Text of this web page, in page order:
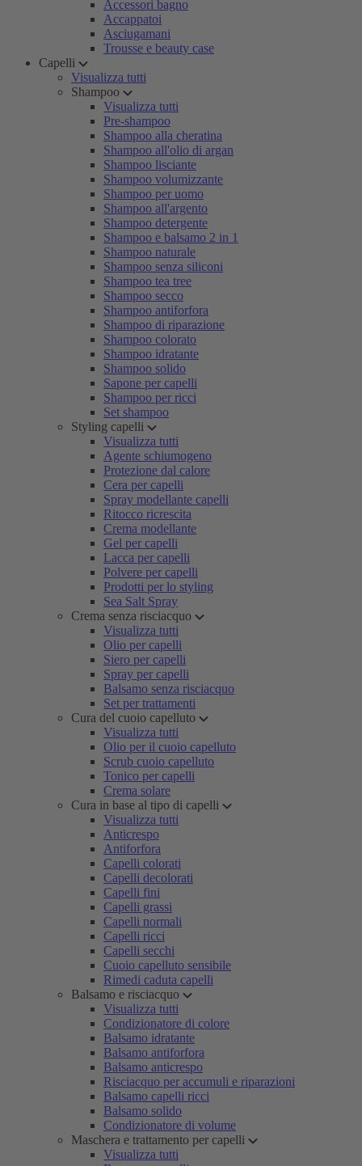
Accessori bagno
Accappatoi
Asciugamani
Trousse e beauty case
Capelli
Visualizza tutti
Shampoo
Visualizza tutti
Pre-shampoo
Shampoo alla cheratina
Shampoo all'olio di argan
Shampoo lisciante
Shampoo volumizzante
Shampoo per uomo
Shampoo all'argento
Shampoo detergente
Shampoo e balsamo 2 in 1
Shampoo naturale
Shampoo senza siliconi
Shampoo tea tree
Shampoo secco
Shampoo antiforfora
Shampoo di riparazione
Shampoo colorato
Shampoo idratante
Shampoo solido
Sapone per capelli
Shampoo per ricci
Set shampoo
Styling capelli
Visualizza tutti
Agente schiumogeno
Protezione dal calore
Cera per capelli
Spray modellante capelli
Ritocco ricrescita
Crema modellante
Gel per capelli
Lacca per capelli
Polvere per capelli
Prodotti per lo styling
Sea Salt Spray
Crema senza risciacquo
Visualizza tutti
Olio per capelli
Siero per capelli
Spray per capelli
Balsamo senza risciacquo
Set per trattamenti
Cura del cuoio capelluto
Visualizza tutti
Olio per il cuoio capelluto
Scrub cuoio capelluto
Tonico per capelli
Crema solare
Cura in base al tipo di capelli
Visualizza tutti
Anticrespo
Antiforfora
Capelli colorati
Capelli decolorati
Capelli fini
Capelli grassi
Capelli normali
Capelli ricci
Capelli secchi
Cuoio capelluto sensibile
Rimedi caduta capelli
Balsamo e risciacquo
Visualizza tutti
Condizionatore di colore
Balsamo idratante
Balsamo antiforfora
Balsamo anticrespo
Risciacquo per accumuli e riparazioni
Balsamo capelli ricci
Balsamo solido
Condizionatore di volume
Maschera e trattamento per capelli
Visualizza tutti